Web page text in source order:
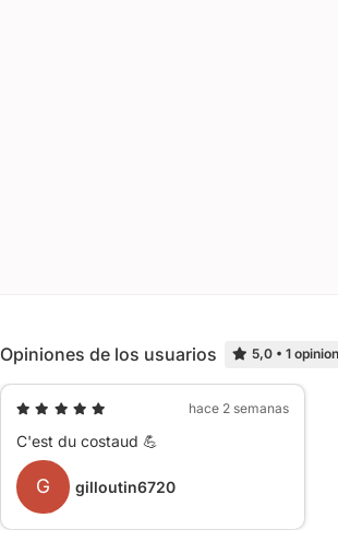
Opiniones de los usuarios 5,0 • 1
hace 2 semanas
C'est du costaud 💪
G gilloutin6720